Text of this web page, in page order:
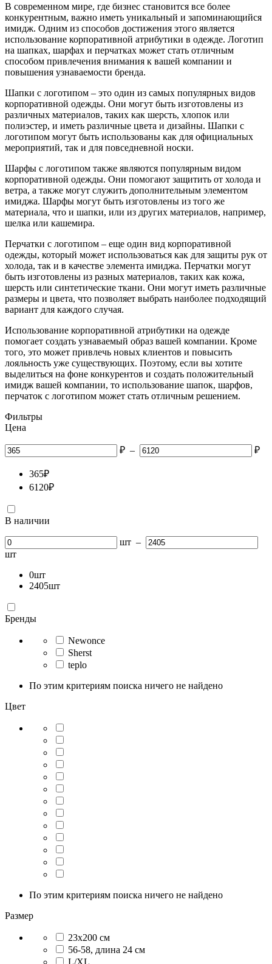
В современном мире, где бизнес становится все более
конкурентным, важно иметь уникальный и запоминающийся
имидж. Одним из способов достижения этого является
использование корпоративной атрибутики в одежде. Логотип
на шапках, шарфах и перчатках может стать отличным
способом привлечения внимания к вашей компании и
повышения узнаваемости бренда.
Шапки с логотипом – это один из самых популярных видов
корпоративной одежды. Они могут быть изготовлены из
различных материалов, таких как шерсть, хлопок или
полиэстер, и иметь различные цвета и дизайны. Шапки с
логотипом могут быть использованы как для официальных
мероприятий, так и для повседневной носки.
Шарфы с логотипом также являются популярным видом
корпоративной одежды. Они помогают защитить от холода и
ветра, а также могут служить дополнительным элементом
имиджа. Шарфы могут быть изготовлены из того же
материала, что и шапки, или из других материалов, например,
шелка или кашемира.
Перчатки с логотипом – еще один вид корпоративной
одежды, который может использоваться как для защиты рук от
холода, так и в качестве элемента имиджа. Перчатки могут
быть изготовлены из разных материалов, таких как кожа,
шерсть или синтетические ткани. Они могут иметь различные
размеры и цвета, что позволяет выбрать наиболее подходящий
вариант для каждого случая.
Использование корпоративной атрибутики на одежде
помогает создать узнаваемый образ вашей компании. Кроме
того, это может привлечь новых клиентов и повысить
лояльность уже существующих. Поэтому, если вы хотите
выделиться на фоне конкурентов и создать положительный
имидж вашей компании, то использование шапок, шарфов,
перчаток с логотипом может стать отличным решением.
Фильтры
Цена
₽ – ₽
365₽
6120₽
В наличии
шт –
шт
0шт
2405шт
Бренды
Newonce
Sherst
teplo
По этим критериям поиска ничего не найдено
Цвет
По этим критериям поиска ничего не найдено
Размер
23х200 см
56-58, длина 24 см
L/XL